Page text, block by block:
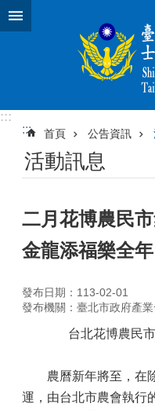
跳到主要內容區塊
:::
:::
首頁 公告資訊
活動訊息
二月花博農民
金龍添福樂全年
發布日期：113-02-01
發布機關：臺北市政府產
台北花博農民
農曆新年將至，在除
運，由台北市農會執行